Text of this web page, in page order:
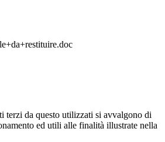
terzi da questo utilizzati si avvalgono di
ed utili alle finalità illustrate nella